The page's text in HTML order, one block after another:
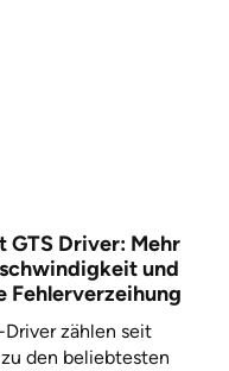
GTS Driver: Mehr
und
Fehlerverzeihung
zählen seit
den beliebtesten